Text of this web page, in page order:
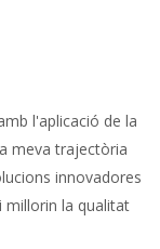
l'aplicació de la
meva trajectòria
innovadores
millorin la qualitat